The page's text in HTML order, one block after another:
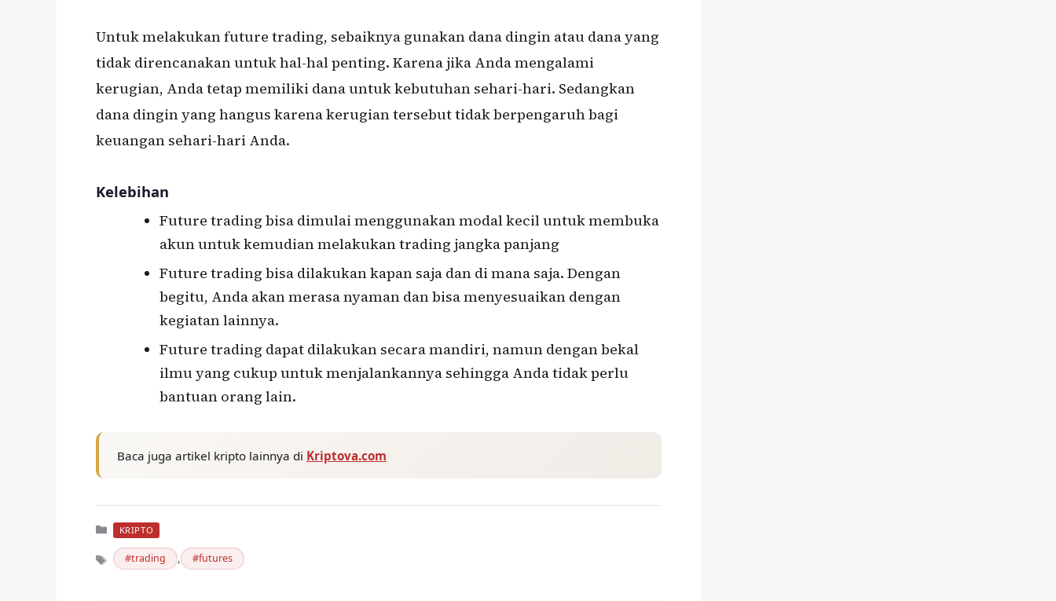
Untuk melakukan future trading, sebaiknya gunakan dana dingin atau dana yang
tidak direncanakan untuk hal-hal penting. Karena jika Anda mengalami
kerugian, Anda tetap memiliki dana untuk kebutuhan sehari-hari. Sedangkan
dana dingin yang hangus karena kerugian tersebut tidak berpengaruh bagi
keuangan sehari-hari Anda.
Kelebihan
Future trading bisa dimulai menggunakan modal kecil untuk membuka
akun untuk kemudian melakukan trading jangka panjang
Future trading bisa dilakukan kapan saja dan di mana saja. Dengan
begitu, Anda akan merasa nyaman dan bisa menyesuaikan dengan
kegiatan lainnya.
Future trading dapat dilakukan secara mandiri, namun dengan bekal
ilmu yang cukup untuk menjalankannya sehingga Anda tidak perlu
bantuan orang lain.
Baca juga artikel kripto lainnya di Kriptova.com
Kategori
KRIPTO
Tag trading , futures